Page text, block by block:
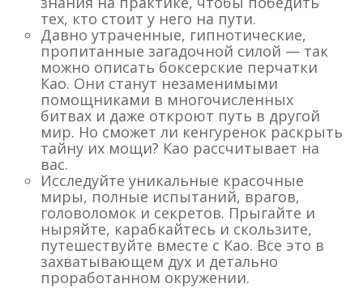
тех, кто стоит у него на пути.
Давно утраченные, гипнотические,
пропитанные загадочной силой — так
можно описать боксерские перчатки
Као. Они станут незаменимыми
помощниками в многочисленных
битвах и даже откроют путь в другой
мир. Но сможет ли кенгуренок раскрыть
тайну их мощи? Као рассчитывает на
вас.
Исследуйте уникальные красочные
миры, полные испытаний, врагов,
головоломок и секретов. Прыгайте и
ныряйте, карабкайтесь и скользите,
путешествуйте вместе с Као. Все это в
захватывающем дух и детально
проработанном окружении.